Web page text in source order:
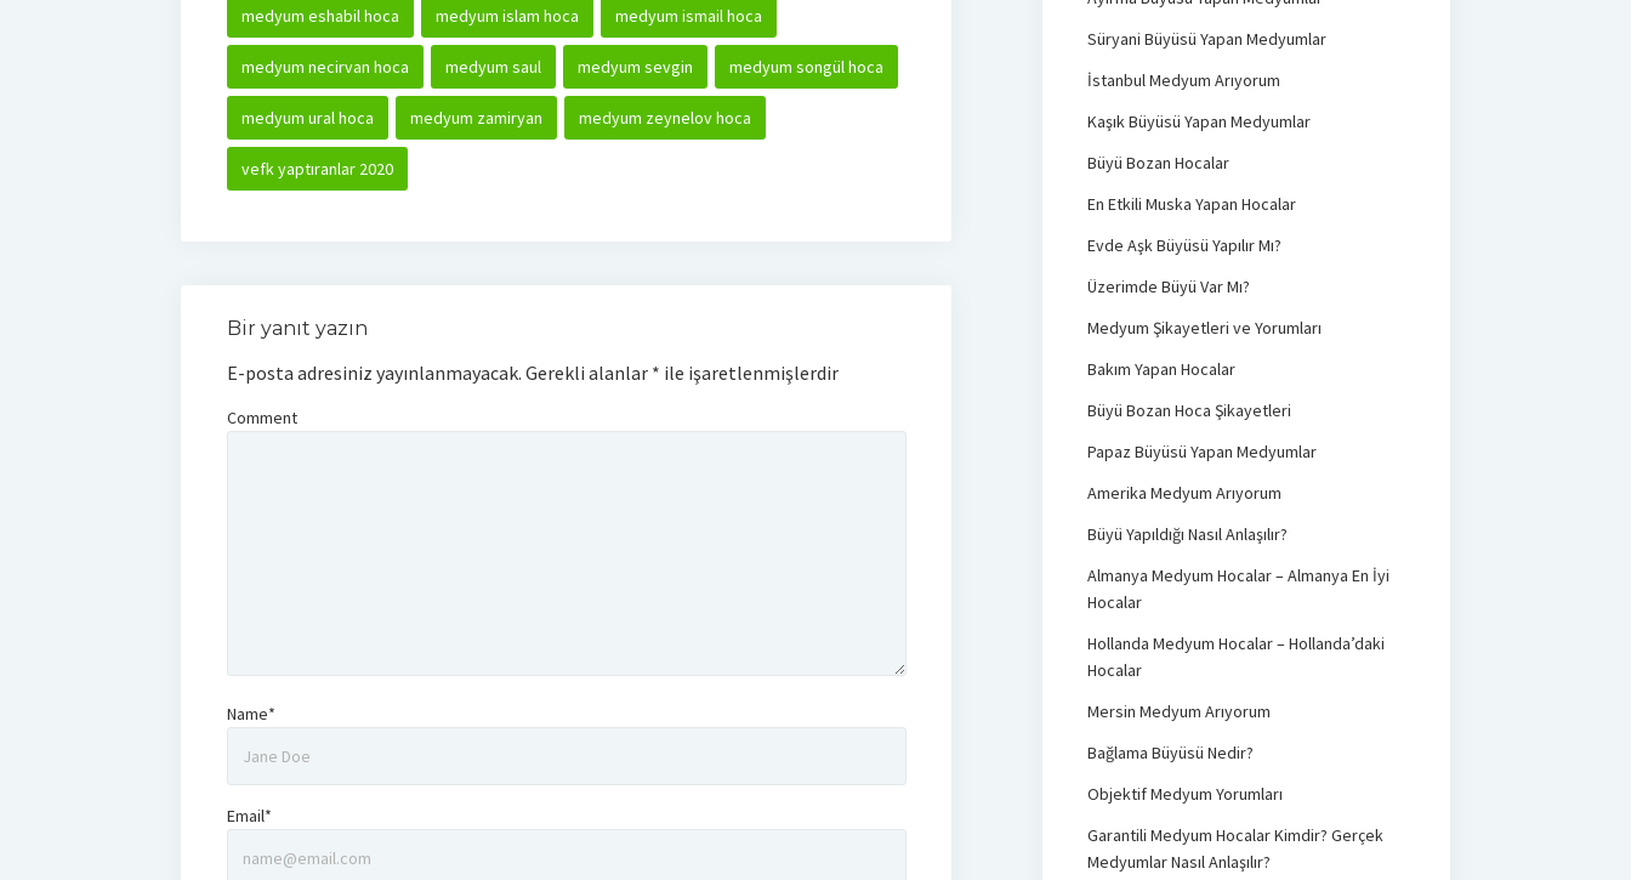
medyum eshabil hoca medyum islam hoca medyum ismail hoca
medyum necirvan hoca medyum saul medyum sevgin medyum songül hoca
medyum ural hoca medyum zamiryan medyum zeynelov hoca
vefk yaptıranlar 2020
Bir yanıt yazın
E-posta adresiniz yayınlanmayacak. Gerekli alanlar * ile işaretlenmişlerdir
Comment
Name*
Email*
Süryani Büyüsü Yapan Medyumlar
İstanbul Medyum Arıyorum
Kaşık Büyüsü Yapan Medyumlar
Büyü Bozan Hocalar
En Etkili Muska Yapan Hocalar
Evde Aşk Büyüsü Yapılır Mı?
Üzerimde Büyü Var Mı?
Medyum Şikayetleri ve Yorumları
Bakım Yapan Hocalar
Büyü Bozan Hoca Şikayetleri
Papaz Büyüsü Yapan Medyumlar
Amerika Medyum Arıyorum
Büyü Yapıldığı Nasıl Anlaşılır?
Almanya Medyum Hocalar – Almanya En İyi
Hocalar
Hollanda Medyum Hocalar – Hollanda’daki
Hocalar
Mersin Medyum Arıyorum
Bağlama Büyüsü Nedir?
Objektif Medyum Yorumları
Garantili Medyum Hocalar Kimdir? Gerçek
Medyumlar Nasıl Anlaşılır?